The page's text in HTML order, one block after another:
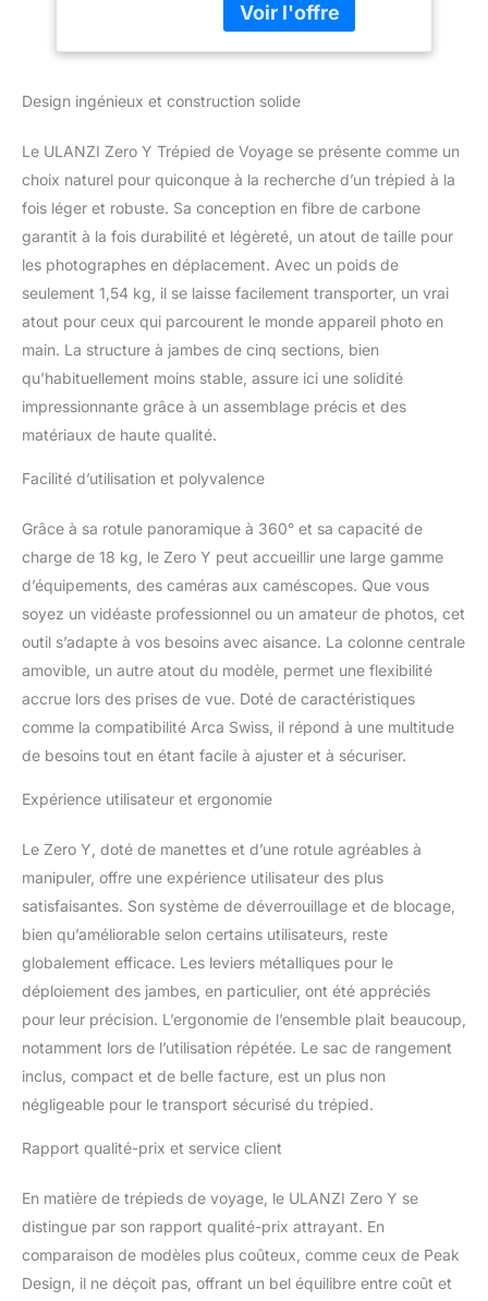
capacité de Charge
de 18 kg pour Tous
crochet dans l'axe
contrepoids. Le poids du
taille minimale de
stockage est de 40 cm,
vraiment compact et
Sphérique Panoramique
360°】La tête sphérique
offre un réglage de 20°
et une conception à
double ouverture,
permettant au trépied
léger Zero Y d'être réglé
à 360° et de passer
verticale. Équipé d'une
rapide Arca, d'un niveau
panoramique 360° pour
un réglage plus précis de
l'angle. ▶【Colonne
Centrale Amovible】La
colonne centrale adopte
une structure détachable
à 2 niveaux, avec une clé
pour retirer la colonne
centrale, facile à réaliser
angle faible. Les pieds du
angles réglables (20° -
macro et la photographie
de produits. ▶【Hauteur
Réglable】6 niveaux de
réglage de la hauteur, la
hauteur maximale est de
156 cm, la hauteur
minimale de 39 cm. Vous
pouvez rapidement
ajuster la hauteur pour
répondre aux besoins de
différentes hauteurs de
prise de vue via la boucle
bras magique, du
moniteur ou du
microphone, le trépied
peut être utilisé dans
Design ingénieux et construction solide
Le ULANZI Zero Y Trépied de Voyage se présente comme un
choix naturel pour quiconque à la recherche d’un trépied à la
fois léger et robuste. Sa conception en fibre de carbone
garantit à la fois durabilité et légèreté, un atout de taille pour
les photographes en déplacement. Avec un poids de
seulement 1,54 kg, il se laisse facilement transporter, un vrai
atout pour ceux qui parcourent le monde appareil photo en
main. La structure à jambes de cinq sections, bien
qu’habituellement moins stable, assure ici une solidité
impressionnante grâce à un assemblage précis et des
matériaux de haute qualité.
Facilité d’utilisation et polyvalence
Grâce à sa rotule panoramique à 360° et sa capacité de
charge de 18 kg, le Zero Y peut accueillir une large gamme
d’équipements, des caméras aux caméscopes. Que vous
soyez un vidéaste professionnel ou un amateur de photos, cet
outil s’adapte à vos besoins avec aisance. La colonne centrale
amovible, un autre atout du modèle, permet une flexibilité
accrue lors des prises de vue. Doté de caractéristiques
comme la compatibilité Arca Swiss, il répond à une multitude
de besoins tout en étant facile à ajuster et à sécuriser.
Expérience utilisateur et ergonomie
Le Zero Y, doté de manettes et d’une rotule agréables à
manipuler, offre une expérience utilisateur des plus
satisfaisantes. Son système de déverrouillage et de blocage,
bien qu’améliorable selon certains utilisateurs, reste
globalement efficace. Les leviers métalliques pour le
déploiement des jambes, en particulier, ont été appréciés
pour leur précision. L’ergonomie de l’ensemble plait beaucoup,
notamment lors de l’utilisation répétée. Le sac de rangement
inclus, compact et de belle facture, est un plus non
négligeable pour le transport sécurisé du trépied.
Rapport qualité-prix et service client
En matière de trépieds de voyage, le ULANZI Zero Y se
distingue par son rapport qualité-prix attrayant. En
comparaison de modèles plus coûteux, comme ceux de Peak
Design, il ne déçoit pas, offrant un bel équilibre entre coût et